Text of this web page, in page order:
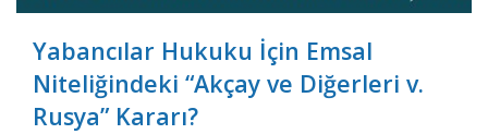
Yabancılar Hukuku İçin Emsal
Niteliğindeki “Akçay ve Diğerleri v.
Rusya” Kararı?